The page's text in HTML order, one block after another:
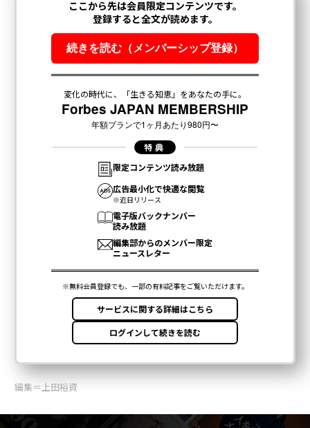
編集＝上田裕資